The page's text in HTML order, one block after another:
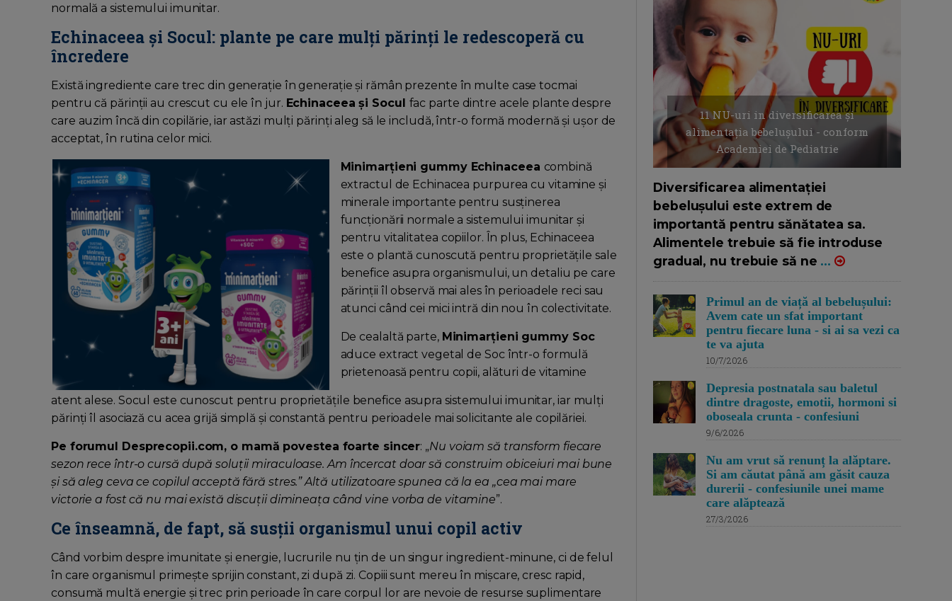
normală a sistemului imunitar.
Echinaceea și Socul: plante pe care mulți părinți le redescoperă cu
încredere
Există ingrediente care trec din generație în generație și rămân prezente în multe case tocmai
pentru că părinții au crescut cu ele în jur. Echinaceea și Socul fac parte dintre acele plante despre
care auzim încă din copilărie, iar astăzi mulți părinți aleg să le includă, într-o formă modernă și ușor de
acceptat, în rutina celor mici.
Minimarțieni gummy Echinaceea combină
extractul de Echinacea purpurea cu vitamine și
minerale importante pentru susținerea
funcționării normale a sistemului imunitar și
pentru vitalitatea copiilor. În plus, Echinaceea
este o plantă cunoscută pentru proprietățile sale
benefice asupra organismului, un detaliu pe care
părinții îl observă mai ales în perioadele reci sau
atunci când cei mici intră din nou în colectivitate.
De cealaltă parte, Minimarțieni gummy Soc
aduce extract vegetal de Soc într-o formulă
prietenoasă pentru copii, alături de vitamine
atent alese. Socul este cunoscut pentru proprietățile benefice asupra sistemului imunitar, iar mulți
părinți îl asociază cu acea grijă simplă și constantă pentru perioadele mai solicitante ale copilăriei.
Pe forumul Desprecopii.com, o mamă povestea foarte sincer: „Nu voiam să transform fiecare
sezon rece într-o cursă după soluții miraculoase. Am încercat doar să construim obiceiuri mai bune
și să aleg ceva ce copilul acceptă fără stres.” Altă utilizatoare spunea că la ea „cea mai mare
victorie a fost că nu mai există discuții dimineața când vine vorba de vitamine”.
Ce înseamnă, de fapt, să susții organismul unui copil activ
Când vorbim despre imunitate și energie, lucrurile nu țin de un singur ingredient-minune, ci de felul
în care organismul primește sprijin constant, zi după zi. Copiii sunt mereu în mișcare, cresc rapid,
consumă multă energie și trec prin perioade în care corpul lor are nevoie de resurse suplimentare
11 NU-uri in diversificarea și
alimentația bebelușului - conform
Academiei de Pediatrie
Diversificarea alimentației
bebelușului este extrem de
importantă pentru sănătatea sa.
Alimentele trebuie să fie introduse
gradual, nu trebuie să ne ...
Primul an de viață al bebelușului:
Avem cate un sfat important
pentru fiecare luna - si ai sa vezi ca
te va ajuta
10/7/2026
Depresia postnatala sau baletul
dintre dragoste, emotii, hormoni si
oboseala crunta - confesiuni
9/6/2026
Nu am vrut să renunț la alăptare.
Si am căutat până am găsit cauza
durerii - confesiunile unei mame
care alăptează
27/3/2026